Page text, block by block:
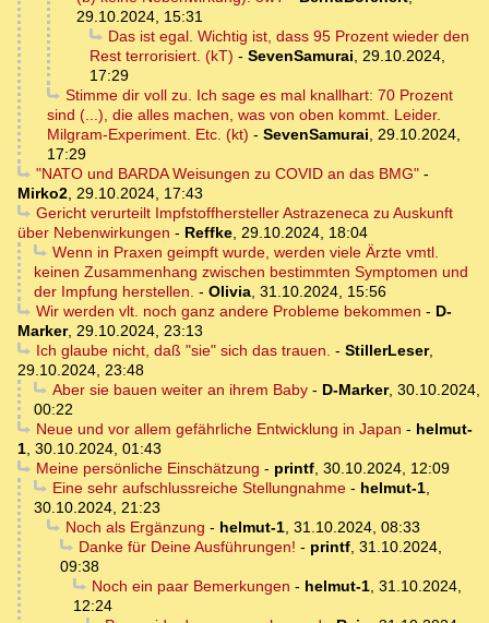
29.10.2024, 15:31
Das ist egal. Wichtig ist, dass 95 Prozent wieder den
Rest terrorisiert. (kT) - SevenSamurai, 29.10.2024,
17:29
Stimme dir voll zu. Ich sage es mal knallhart: 70 Prozent
sind (...), die alles machen, was von oben kommt. Leider.
Milgram-Experiment. Etc. (kt) - SevenSamurai, 29.10.2024,
17:29
"NATO und BARDA Weisungen zu COVID an das BMG"-
Mirko2, 29.10.2024, 17:43
Gericht verurteilt Impfstoffhersteller Astrazeneca zu Auskunft
über Nebenwirkungen - Reffke, 29.10.2024, 18:04
Wenn in Praxen geimpft wurde, werden viele Ärzte vmtl.
keinen Zusammenhang zwischen bestimmten Symptomen und
der Impfung herstellen. - Olivia, 31.10.2024, 15:56
Wir werden vlt. noch ganz andere Probleme bekommen - D-
Marker, 29.10.2024, 23:13
Ich glaube nicht, daß "sie" sich das trauen. - StillerLeser,
29.10.2024, 23:48
Aber sie bauen weiter an ihrem Baby- D-Marker, 30.10.2024,
00:22
Neue und vor allem gefährliche Entwicklung in Japan - helmut-
1, 30.10.2024, 01:43
Meine persönliche Einschätzung - printf, 30.10.2024, 12:09
Eine sehr aufschlussreiche Stellungnahme- helmut-1,
30.10.2024, 21:23
Noch als Ergänzung - helmut-1, 31.10.2024, 08:33
Danke für Deine Ausführungen! - printf, 31.10.2024,
09:38
Noch ein paar Bemerkungen - helmut-1, 31.10.2024,
12:24